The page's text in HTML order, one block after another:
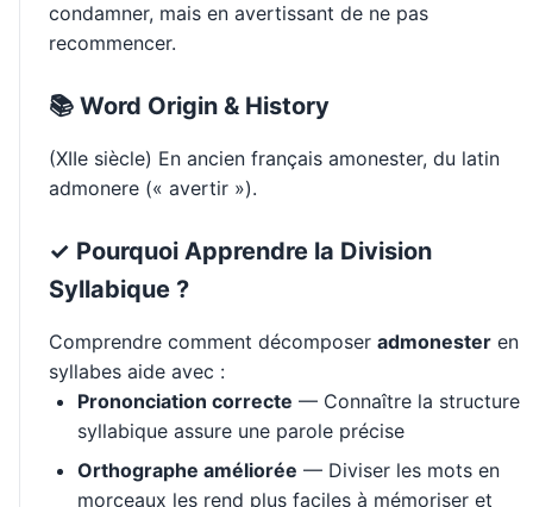
condamner, mais en avertissant de ne pas
recommencer.
📚 Word Origin & History
(XIIe siècle) En ancien français amonester, du latin
admonere (« avertir »).
✓ Pourquoi Apprendre la Division
Syllabique ?
Comprendre comment décomposer admonester en
syllabes aide avec :
Prononciation correcte — Connaître la structure
syllabique assure une parole précise
Orthographe améliorée — Diviser les mots en
morceaux les rend plus faciles à mémoriser et